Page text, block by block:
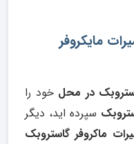
مایکروفر
در محل خود را
سپرده اید، دیگر
ماکروفر گاستروبک